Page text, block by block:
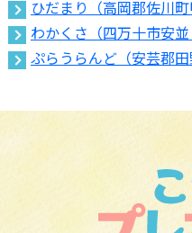
ひだまり（高岡郡佐川町
わかくさ（四万十市安
ぷらうらんど（安芸郡田